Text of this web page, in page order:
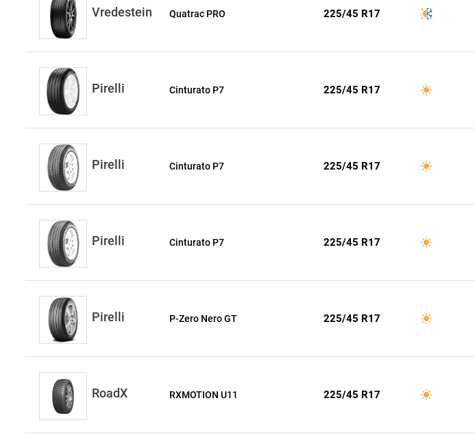
Vredestein Quatrac PRO 225/45 R17
Pirelli Cinturato P7 225/45 R17
Pirelli Cinturato P7 225/45 R17
Pirelli Cinturato P7 225/45 R17
Pirelli P-Zero Nero GT 225/45 R17
RoadX RXMOTION U11 225/45 R17